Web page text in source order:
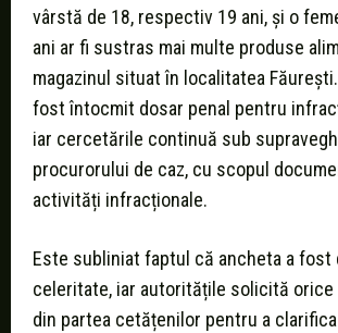
vârstă de 18, respectiv 19 ani, și o
ani ar fi sustras mai multe produse
magazinul situat în localitatea
fost întocmit dosar penal pentru
iar cercetările continuă sub
procurorului de caz, cu scopul
activități infracționale.
Este subliniat faptul că ancheta a fost
celeritate, iar autoritățile solicită
din partea cetățenilor pentru a